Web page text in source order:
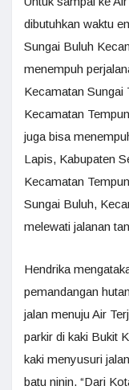
dibutuhkan waktu
Sungai Buluh
menempuh
Kecamatan Sungai
Kecamatan
juga bisa
Lapis, Kabupaten
Kecamatan
Sungai Buluh,
melewati jalanan
Hendrika
pemandangan
jalan menuju Air
parkir di kaki Bukit
kaki menyusuri
batu ninin. “Dari